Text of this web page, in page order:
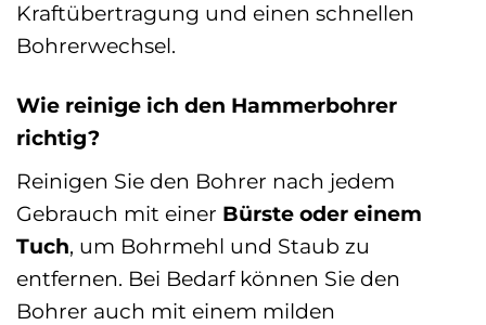
Kraftübertragung und einen schnellen
Bohrerwechsel.
Wie reinige ich den Hammerbohrer
richtig?
Reinigen Sie den Bohrer nach jedem
Gebrauch mit einer Bürste oder einem
Tuch, um Bohrmehl und Staub zu
entfernen. Bei Bedarf können Sie den
Bohrer auch mit einem milden